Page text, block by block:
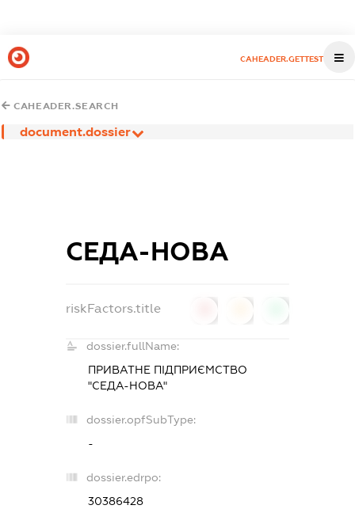
CAHEADER.GETTEST
CAHEADER.SEARCH
document.dossier
СЕДА-НОВА
riskFactors.title
dossier.fullName:
ПРИВАТНЕ ПІДПРИЄМСТВО
"СЕДА-НОВА"
dossier.opfSubType:
-
dossier.edrpo:
30386428